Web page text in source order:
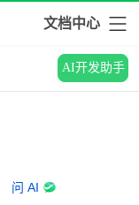
文档中心
AI开发助手
问 AI